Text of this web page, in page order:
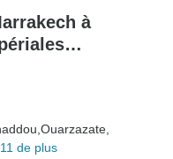
à
Camp/
Ouarzazate,
de plus